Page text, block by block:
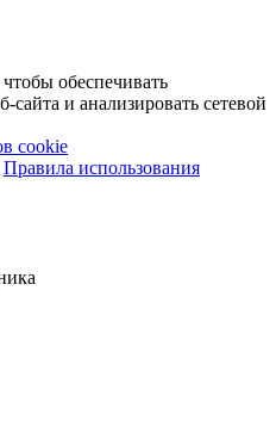
обеспечивать
и анализировать сетевой
cookie
Правила использования